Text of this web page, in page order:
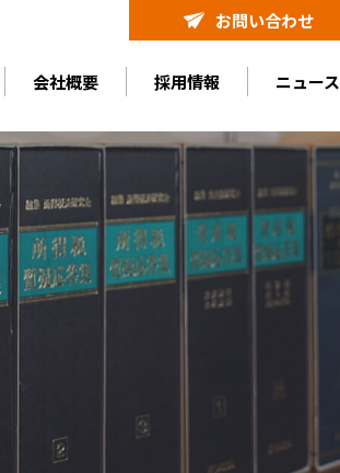
会社概要 採用情報 ニュース
お問い合わせ